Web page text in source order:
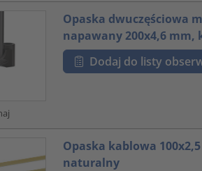
Opaska dwuczęściowa
napawany 200x4,6 mm,
Dodaj do listy
Opaska kablowa
naturalny